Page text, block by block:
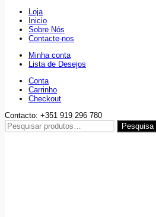
Loja
Inicio
Sobre Nós
Contacte-nos
Minha conta
Lista de Desejos
Conta
Carrinho
Checkout
Contacto: +351 919 296 780
Pesquisar
por:
Pesquisa